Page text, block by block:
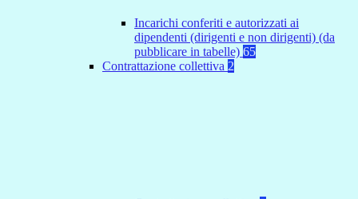
Incarichi conferiti e autorizzati ai
dipendenti (dirigenti e non dirigenti) (da
pubblicare in tabelle) 65
Contrattazione collettiva 2